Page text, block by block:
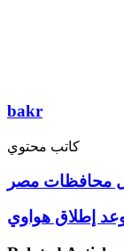
bakr
كاتب محتوي
محافظات مصر